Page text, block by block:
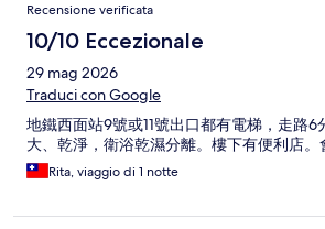
Recensione verificata
10/10 Eccezionale
29 mag 2026
Traduci con Google
地鐵西面站9號或11號出口都有電梯，走路6
大、乾淨，衛浴乾濕分離。樓下有便利店。
Rita, viaggio di 1 notte